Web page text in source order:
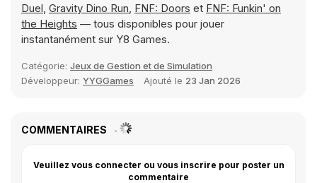
Duel, Gravity Dino Run, FNF: Doors et FNF: Funkin' on
the Heights — tous disponibles pour jouer
instantanément sur Y8 Games.
Catégorie: Jeux de Gestion et de Simulation
Développeur: YYGGames Ajouté le 23 Jan 2026
COMMENTAIRES
Veuillez vous connecter ou vous inscrire pour poster un
commentaire